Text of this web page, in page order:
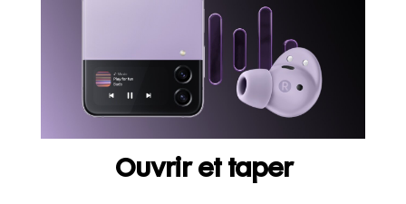
Ouvrir et taper